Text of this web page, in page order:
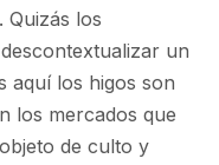
Quizás los
un
aquí los higos son
los mercados que
de culto y